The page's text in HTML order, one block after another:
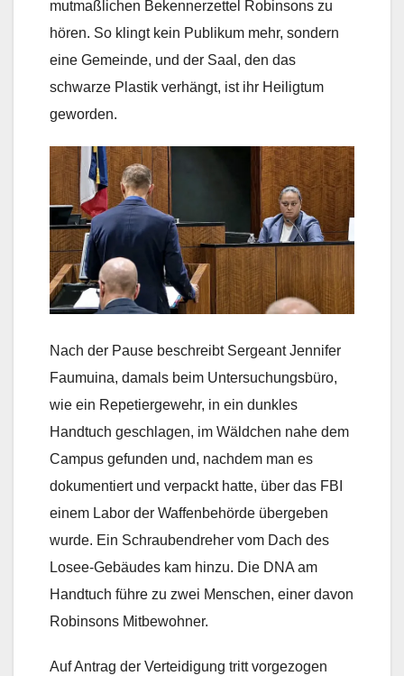
mutmaßlichen Bekennerzettel Robinsons zu
hören. So klingt kein Publikum mehr, sondern
eine Gemeinde, und der Saal, den das
schwarze Plastik verhängt, ist ihr Heiligtum
geworden.
Nach der Pause beschreibt Sergeant Jennifer
Faumuina, damals beim Untersuchungsbüro,
wie ein Repetiergewehr, in ein dunkles
Handtuch geschlagen, im Wäldchen nahe dem
Campus gefunden und, nachdem man es
dokumentiert und verpackt hatte, über das FBI
einem Labor der Waffenbehörde übergeben
wurde. Ein Schraubendreher vom Dach des
Losee-Gebäudes kam hinzu. Die DNA am
Handtuch führe zu zwei Menschen, einer davon
Robinsons Mitbewohner.
Auf Antrag der Verteidigung tritt vorgezogen